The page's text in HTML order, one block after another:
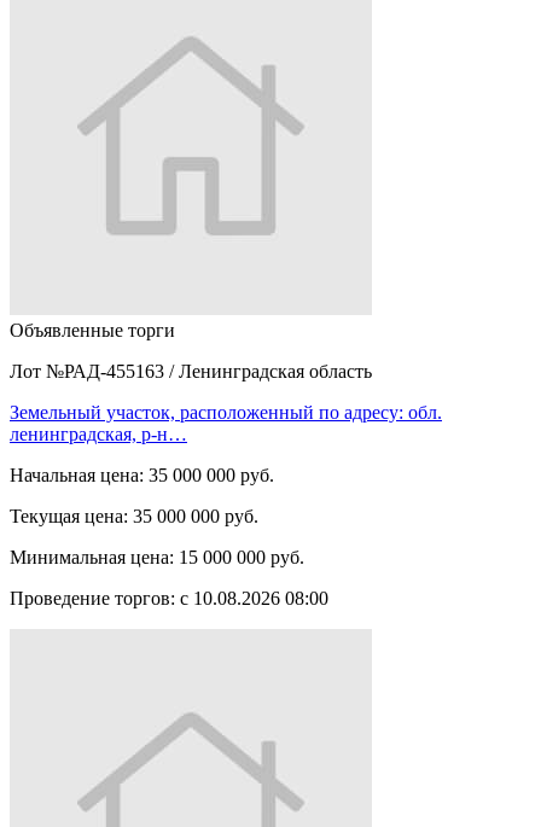
Объявленные торги
Лот №РАД-455163 / Ленинградская область
Земельный участок, расположенный по адресу: обл.
ленинградская, р-н…
Начальная цена: 35 000 000 руб.
Текущая цена: 35 000 000 руб.
Минимальная цена: 15 000 000 руб.
Проведение торгов: с 10.08.2026 08:00